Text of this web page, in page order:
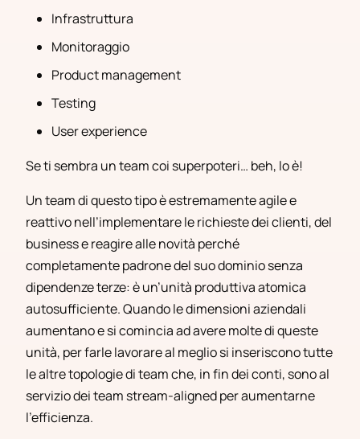
Infrastruttura
Monitoraggio
Product management
Testing
User experience
Se ti sembra un team coi superpoteri… beh, lo è!
Un team di questo tipo è estremamente agile e
reattivo nell’implementare le richieste dei clienti, del
business e reagire alle novità perché
completamente padrone del suo dominio senza
dipendenze terze: è un’unità produttiva atomica
autosufficiente. Quando le dimensioni aziendali
aumentano e si comincia ad avere molte di queste
unità, per farle lavorare al meglio si inseriscono tutte
le altre topologie di team che, in fin dei conti, sono al
servizio dei team stream-aligned per aumentarne
l’efficienza.